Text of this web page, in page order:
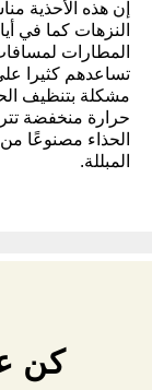
إن هذه الأحذية
النزهات كما في
المطارات
تساعدهم كثيرا
مشكلة بتنظيف
الحذاء مصنوعًا
المبللة.
كن